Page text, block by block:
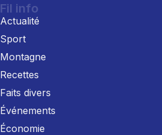
Fil info
Actualité
Sport
Montagne
Recettes
Faits divers
Événements
Économie